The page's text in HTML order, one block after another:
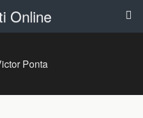
Online
Ponta